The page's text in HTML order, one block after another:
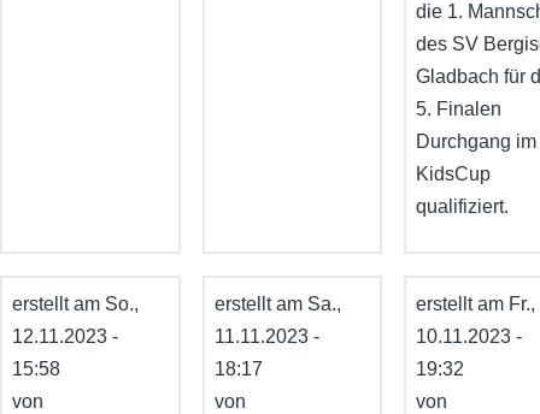
die 1.
des SV
Gladbach für
5. Finalen
Durchgang im
KidsCup
qualifiziert.
erstellt am So.,
12.11.2023 -
15:58
von
erstellt am Sa.,
11.11.2023 -
18:17
von
erstellt am Fr.,
10.11.2023 -
19:32
von